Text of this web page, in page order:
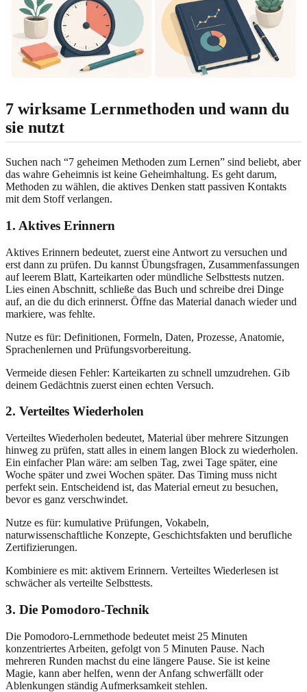
7 wirksame Lernmethoden und wann du
sie nutzt
Suchen nach “7 geheimen Methoden zum Lernen” sind beliebt, aber
das wahre Geheimnis ist keine Geheimhaltung. Es geht darum,
Methoden zu wählen, die aktives Denken statt passiven Kontakts
mit dem Stoff verlangen.
1. Aktives Erinnern
Aktives Erinnern bedeutet, zuerst eine Antwort zu versuchen und
erst dann zu prüfen. Du kannst Übungsfragen, Zusammenfassungen
auf leerem Blatt, Karteikarten oder mündliche Selbsttests nutzen.
Lies einen Abschnitt, schließe das Buch und schreibe drei Dinge
auf, an die du dich erinnerst. Öffne das Material danach wieder und
markiere, was fehlte.
Nutze es für: Definitionen, Formeln, Daten, Prozesse, Anatomie,
Sprachenlernen und Prüfungsvorbereitung.
Vermeide diesen Fehler: Karteikarten zu schnell umzudrehen. Gib
deinem Gedächtnis zuerst einen echten Versuch.
2. Verteiltes Wiederholen
Verteiltes Wiederholen bedeutet, Material über mehrere Sitzungen
hinweg zu prüfen, statt alles in einem langen Block zu wiederholen.
Ein einfacher Plan wäre: am selben Tag, zwei Tage später, eine
Woche später und zwei Wochen später. Das Timing muss nicht
perfekt sein. Entscheidend ist, das Material erneut zu besuchen,
bevor es ganz verschwindet.
Nutze es für: kumulative Prüfungen, Vokabeln,
naturwissenschaftliche Konzepte, Geschichtsfakten und berufliche
Zertifizierungen.
Kombiniere es mit: aktivem Erinnern. Verteiltes Wiederlesen ist
schwächer als verteilte Selbsttests.
3. Die Pomodoro-Technik
Die Pomodoro-Lernmethode bedeutet meist 25 Minuten
konzentriertes Arbeiten, gefolgt von 5 Minuten Pause. Nach
mehreren Runden machst du eine längere Pause. Sie ist keine
Magie, kann aber helfen, wenn der Anfang schwerfällt oder
Ablenkungen ständig Aufmerksamkeit stehlen.